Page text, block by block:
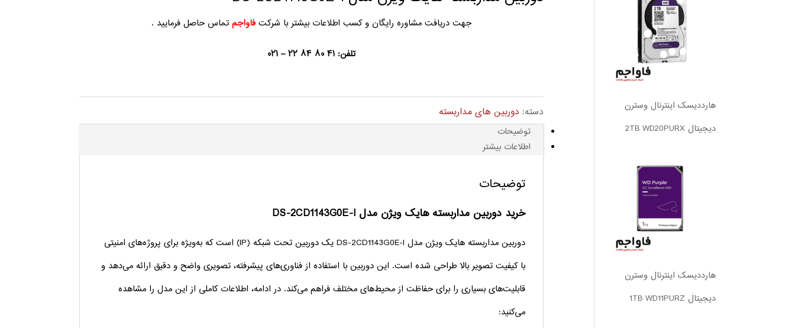
جهت دریافت مشاوره رایگان و کسب اطلاعات بیشتر با شرکت فاواجمتماس حاصل فرمایید .
تلفن: ۴۱ ۸۰ ۸۴ ۲۲ – ۰۲۱
دسته: دوربین های مداربسته
توضیحات
اطلاعات بیشتر
توضیحات
خرید دوربین مداربسته هایک ویژن مدل DS-2CD1143G0E-I
دوربین مداربسته هایک ویژن مدل DS-2CD1143G0E-I یک دوربین تحت شبکه (IP) است که به‌ویژه برای پروژه‌های امنیتی
با کیفیت تصویر بالا طراحی شده است. این دوربین با استفاده از فناوری‌های پیشرفته، تصویری واضح و دقیق ارائه می‌دهد و
قابلیت‌های بسیاری را برای حفاظت از محیط‌های مختلف فراهم می‌کند. در ادامه، اطلاعات کاملی از این مدل را مشاهده
می‌کنید:
هارددیسک اینترنال وسترن
دیجیتال 2TB WD20PURX
هارددیسک اینترنال وسترن
دیجیتال 1TB WD11PURZ